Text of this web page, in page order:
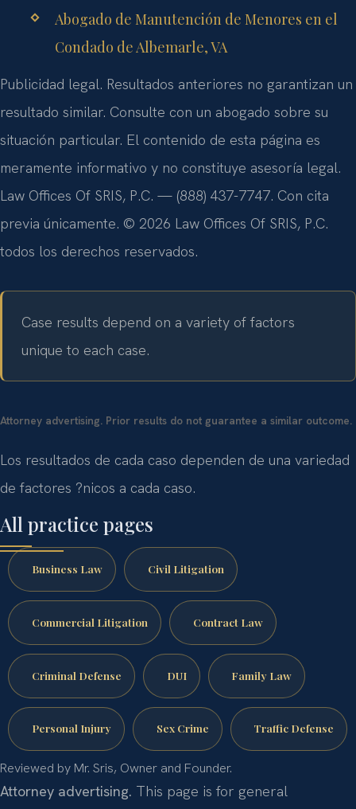
Abogado de Manutención de Menores en el
Condado de Albemarle, VA
Publicidad legal. Resultados anteriores no garantizan un
resultado similar. Consulte con un abogado sobre su
situación particular. El contenido de esta página es
meramente informativo y no constituye asesoría legal.
Law Offices Of SRIS, P.C. — (888) 437-7747. Con cita
previa únicamente. © 2026 Law Offices Of SRIS, P.C.
todos los derechos reservados.
Case results depend on a variety of factors
unique to each case.
Attorney advertising. Prior results do not guarantee a similar outcome.
Los resultados de cada caso dependen de una variedad
de factores ?nicos a cada caso.
All practice pages
Business Law Civil Litigation
Commercial Litigation Contract Law
Criminal Defense DUI Family Law
Personal Injury Sex Crime Traffic Defense
Reviewed by Mr. Sris, Owner and Founder.
Attorney advertising. This page is for general